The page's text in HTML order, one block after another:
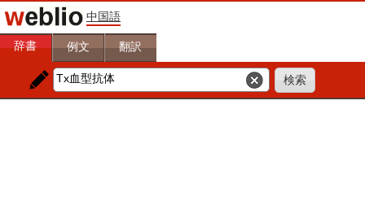
中国語
辞書 例文 翻訳